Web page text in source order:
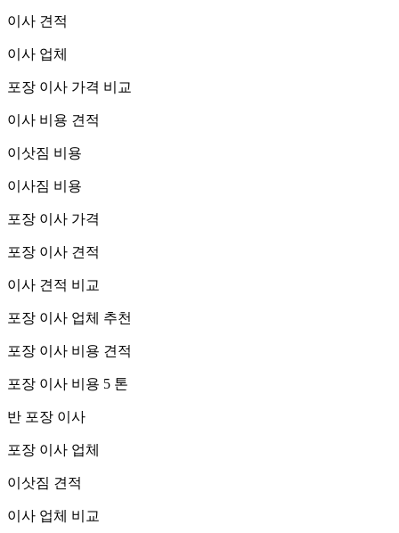
이사 견적
이사 업체
포장 이사 가격 비교
이사 비용 견적
이삿짐 비용
이사짐 비용
포장 이사 가격
포장 이사 견적
이사 견적 비교
포장 이사 업체 추천
포장 이사 비용 견적
포장 이사 비용 5 톤
반 포장 이사
포장 이사 업체
이삿짐 견적
이사 업체 비교